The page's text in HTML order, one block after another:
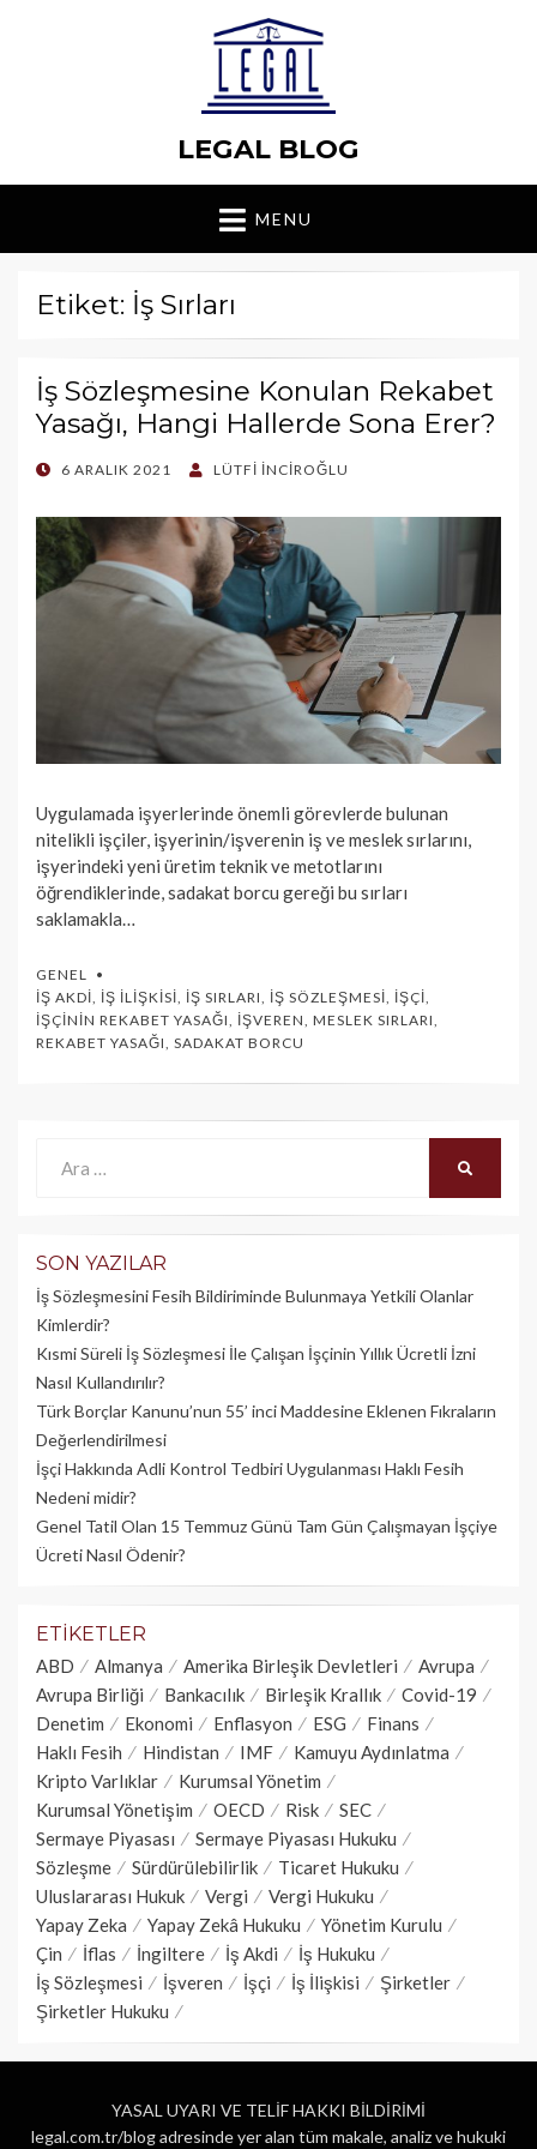
LEGAL BLOG
MENU
Etiket: İş Sırları
İş Sözleşmesine Konulan Rekabet
Yasağı, Hangi Hallerde Sona Erer?
POSTED
6 ARALIK 2021 LÜTFI İNCIROĞLU
Uygulamada işyerlerinde önemli görevlerde bulunan
nitelikli işçiler, işyerinin/işverenin iş ve meslek sırlarını,
işyerindeki yeni üretim teknik ve metotlarını
öğrendiklerinde, sadakat borcu gereği bu sırları
saklamakla…
GENEL
İŞ AKDI, İŞ İLIŞKISI, İŞ SIRLARI, İŞ SÖZLEŞMESI, İŞÇI,
İŞÇININ REKABET YASAĞI, İŞVEREN, MESLEK SIRLARI,
REKABET YASAĞI, SADAKAT BORCU
SON YAZILAR
İş Sözleşmesini Fesih Bildiriminde Bulunmaya Yetkili Olanlar
Kimlerdir?
Kısmi Süreli İş Sözleşmesi İle Çalışan İşçinin Yıllık Üc­retli İzni
Nasıl Kullandırılır?
Türk Borçlar Kanunu’nun 55’ inci Maddesine Eklenen Fıkraların
Değerlendirilmesi
İşçi Hakkında Adli Kontrol Tedbiri Uygulanması Haklı Fesih
Nedeni midir?
Genel Tatil Olan 15 Temmuz Günü Tam Gün Çalışmayan İşçiye
Ücreti Nasıl Ödenir?
ETIKETLER
ABD Almanya Amerika Birleşik Devletleri
Avrupa
Avrupa Birliği
Bankacılık Birleşik Krallık
Covid-19
Denetim
Ekonomi Enflasyon ESG
Finans
Haklı Fesih
Hindistan IMF
Kamuyu Aydınlatma
Kripto Varlıklar
Kurumsal Yönetim
Kurumsal Yönetişim
OECD Risk
SEC
Sermaye Piyasası
Sermaye Piyasası Hukuku
Sözleşme
Sürdürülebilirlik
Ticaret Hukuku
Uluslararası Hukuk
Vergi
Vergi Hukuku
Yapay Zeka
Yapay Zekâ Hukuku
Yönetim Kurulu
Çin
İflas İngiltere İş Akdi
İş Hukuku
İş Sözleşmesi
İşveren İşçi İş İlişkisi
Şirketler
Şirketler Hukuku
YASAL UYARI VE TELİF HAKKI BİLDİRİMİ
legal.com.tr/blog adresinde yer alan tüm makale, analiz ve hukuki